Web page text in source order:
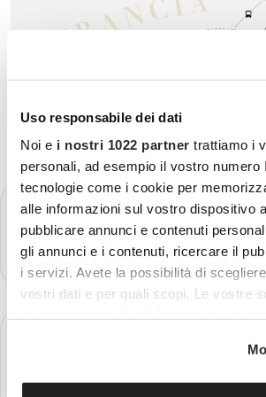
Uso responsabile dei dati
Noi e i nostri 1022 partner trattiamo i
personali, ad esempio il vostro numero
tecnologie come i cookie per
alle informazioni sul vostro dispositivo
pubblicare annunci e contenuti
gli annunci e i contenuti, ricercare il
i servizi. Avete la possibilità di
vostri dati e per quali scopi. Le vostre
modificare o revocare il proprio
momento dalla Dichiarazione sui
GIORNO 1
Partenza - Costa Azzurra
Più dettagli
Più dettagli